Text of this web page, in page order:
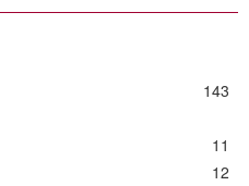
143
11
12